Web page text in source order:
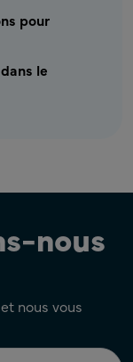
Artwork
pour
le
nous
nous vous